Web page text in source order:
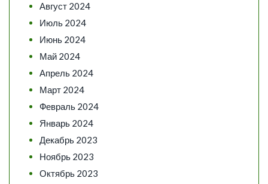
Август 2024
Июль 2024
Июнь 2024
Май 2024
Апрель 2024
Март 2024
Февраль 2024
Январь 2024
Декабрь 2023
Ноябрь 2023
Октябрь 2023